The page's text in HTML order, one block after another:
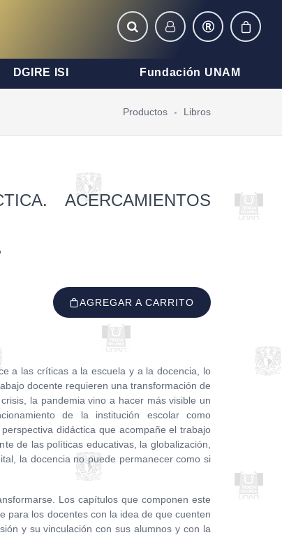
DGIRE ISI Fundación UNAM
Productos Libros
ACERCAMIENTOS
AGREGAR A CARRITO
a las críticas a la escuela y a la docencia, lo
docente requieren una transformación de
la pandemia vino a hacer más visible un
de la institución escolar como
didáctica que acompañe el trabajo
de las políticas educativas, la globalización,
la docencia no puede permanecer como si
Los capítulos que componen este
para los docentes con la idea de que cuenten
y su vinculación con sus alumnos y con la